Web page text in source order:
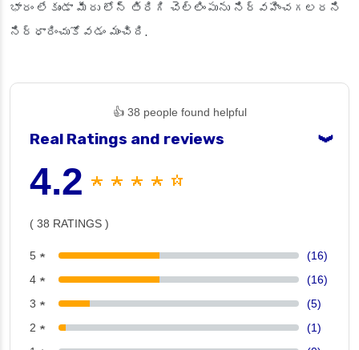
భారం లేకుండా మీరు లోన్ తిరిగి చెల్లింపును నిర్వహించగలరని
నిర్ధారించుకోవడం మంచిది.
👍 38 people found helpful
Real Ratings and reviews ❯
4.2 ★ ★ ★ ★ ☆
( 38 RATINGS )
5 ★
(16)
4 ★
(16)
3 ★
(5)
2 ★
(1)